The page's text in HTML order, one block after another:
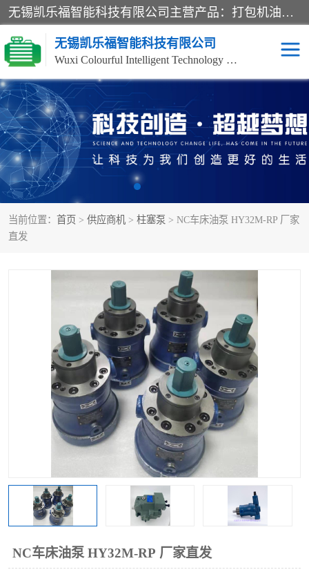
无锡凯乐福智能科技有限公司主营产品：打包机油泵、风冷式油冷却器、液压阀、液压泵、冷却器、过滤器及气动元器件。公司主导生产齿轮泵、齿轮马达、液压阀等产品。共计100多个系列、3000余种规格。覆盖了液压系统的动力元件、控制元件和执行元件，具备较强的成套供货、服务能力。
无锡凯乐福智能科技有限公司
Wuxi Colourful Intelligent Technology Co., Ltd
当前位置： 首页 > 供应商机 > 柱塞泵 > NC车床油泵 HY32M-RP 厂家
直发
NC车床油泵 HY32M-RP 厂家直发
齿轮泵 机床冷却泵
风冷式油冷却器 叶片泵
液压马达
柱塞泵 方向阀
电机
列管式油冷却器